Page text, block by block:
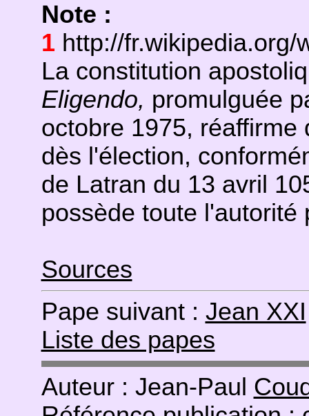
Note :
1 http://fr.wikipedia.org/
La constitution
Eligendo, promulguée
octobre 1975,
dès l'élection,
de Latran du 13 avril
possède toute
Sources
Pape suivant : Jean XXI
Liste des papes
Auteur : Jean-Paul